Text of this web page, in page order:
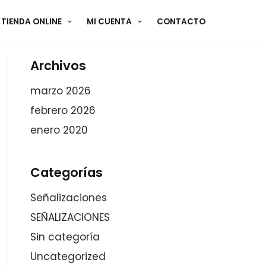
TIENDA ONLINE MI CUENTA CONTACTO
Archivos
marzo 2026
febrero 2026
enero 2020
Categorías
Señalizaciones
SEÑALIZACIONES
Sin categoría
Uncategorized